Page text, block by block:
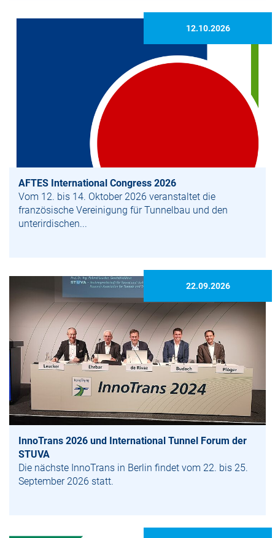
12.10.2026
AFTES International Congress 2026
Vom 12. bis 14. Oktober 2026 veranstaltet die
französische Vereinigung für Tunnelbau und den
unterirdischen...
22.09.2026
InnoTrans 2026 und International Tunnel Forum der
STUVA
Die nächste InnoTrans in Berlin findet vom 22. bis 25.
September 2026 statt.